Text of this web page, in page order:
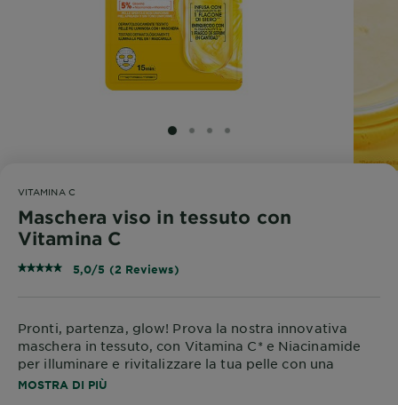
SLIDE 1
SLIDE 2
SLIDE 3
SLIDE 4
VITAMINA C
Maschera viso in tessuto con
Vitamina C
5,0/5 (2 Reviews)
Pronti, partenza, glow! Prova la nostra innovativa
maschera in tessuto, con Vitamina C* e Niacinamide
per illuminare e rivitalizzare la tua pelle con una
bomba di idratazione in soli 15 minuti! Adatta anche
MOSTRA DI PIÙ